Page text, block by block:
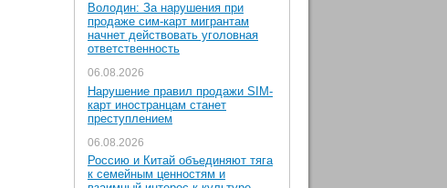
Володин: За нарушения при
продаже сим-карт мигрантам
начнет действовать уголовная
ответственность
06.08.2026
Нарушение правил продажи SIM-
карт иностранцам станет
преступлением
06.08.2026
Россию и Китай объединяют тяга
к семейным ценностям и